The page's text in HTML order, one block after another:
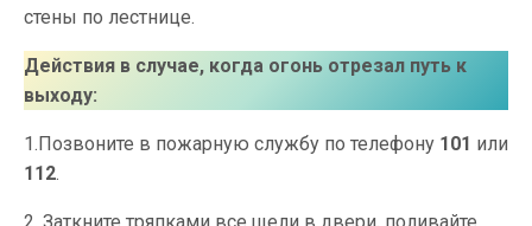
стены по лестнице.
Действия в случае, когда огонь отрезал путь к
выходу:
1.Позвоните в пожарную службу по телефону 101 или
112.